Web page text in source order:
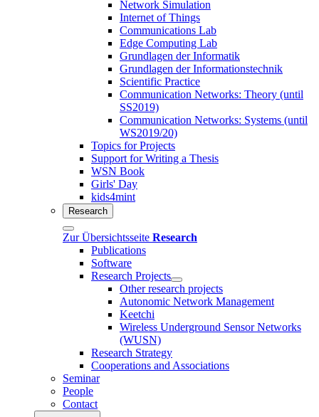
Network Simulation
Internet of Things
Communications Lab
Edge Computing Lab
Grundlagen der Informatik
Grundlagen der Informationstechnik
Scientific Practice
Communication Networks: Theory (until
SS2019)
Communication Networks: Systems (until
WS2019/20)
Topics for Projects
Support for Writing a Thesis
WSN Book
Girls' Day
kids4mint
Research
Zur Übersichtsseite Research
Publications
Software
Research Projects
Other research projects
Autonomic Network Management
Keetchi
Wireless Underground Sensor Networks
(WUSN)
Research Strategy
Cooperations and Associations
Seminar
People
Contact